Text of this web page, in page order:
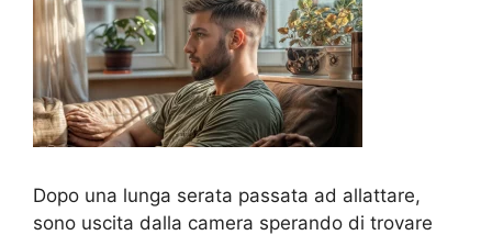
Dopo una lunga serata passata ad allattare,
sono uscita dalla camera sperando di trovare